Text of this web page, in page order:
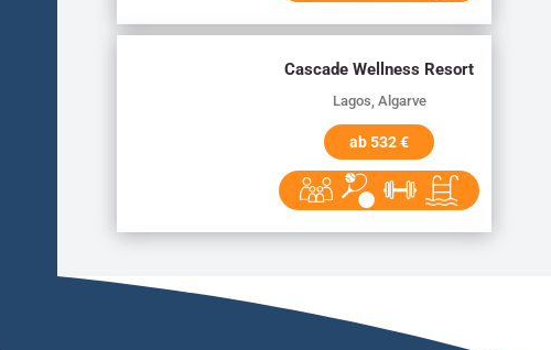
Cascade Wellness Resort
Lagos, Algarve
ab 532 €